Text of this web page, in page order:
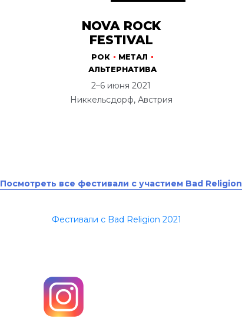
NOVA ROCK
FESTIVAL
РОК
МЕТАЛ
АЛЬТЕРНАТИВА
2–6 июня 2021
Никкельсдорф, Австрия
Посмотреть все фестивали с участием Bad Religion
Фестивали с Bad Religion 2021